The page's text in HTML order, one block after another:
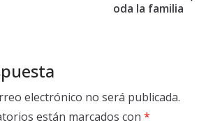
oda la familia
electrónico no será publicada.
están marcados con *